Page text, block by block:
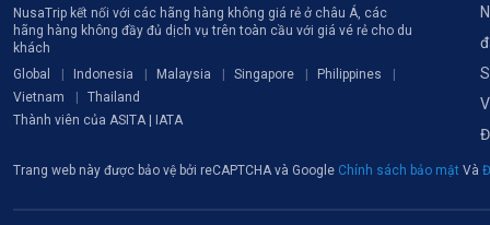
NusaTrip kết nối với các hãng hàng không giá rẻ ở châu Á, các
hãng hàng không đầy đủ dịch vụ trên toàn cầu với giá vé rẻ cho du
khách
Global
Indonesia Malaysia Singapore
Philippines
Vietnam
Thailand
Thành viên của ASITA | IATA
Trang web này được bảo vệ bởi reCAPTCHA và Google Chính sách bảo mật Và